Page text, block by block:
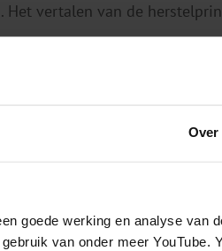
Over
goede werking en analyse van
van onder meer YouTube.
Het vertalen van de